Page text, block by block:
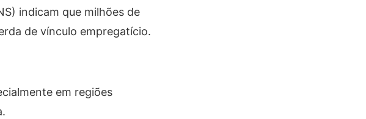
indicam que milhões de
de vínculo empregatício.
em regiões